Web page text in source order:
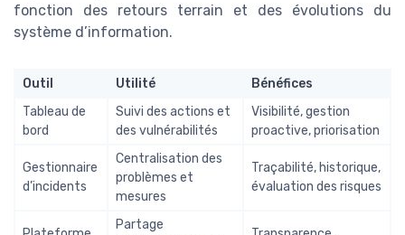
fonction des retours terrain et des évolutions du
système d’information.
Outil Utilité
Bénéfices
Tableau de
bord
Suivi des actions et
des vulnérabilités
Visibilité, gestion
proactive, priorisation
Gestionnaire
d’incidents
Centralisation des
problèmes et
mesures
Traçabilité, historique,
évaluation des risques
Partage